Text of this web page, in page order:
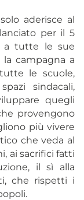
aderisce al
per il 5
a tutte le sue
campagna a
le scuole,
sindacali,
quegli
provengono
più vivere
che veda al
ai sacrifici fatti
il sì alla
che rispetti i